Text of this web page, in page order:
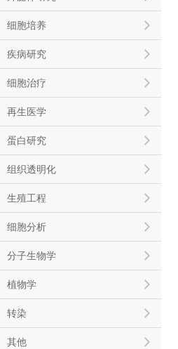
细胞培养
疾病研究
细胞治疗
再生医学
蛋白研究
组织透明化
生殖工程
细胞分析
分子生物学
植物学
转染
其他